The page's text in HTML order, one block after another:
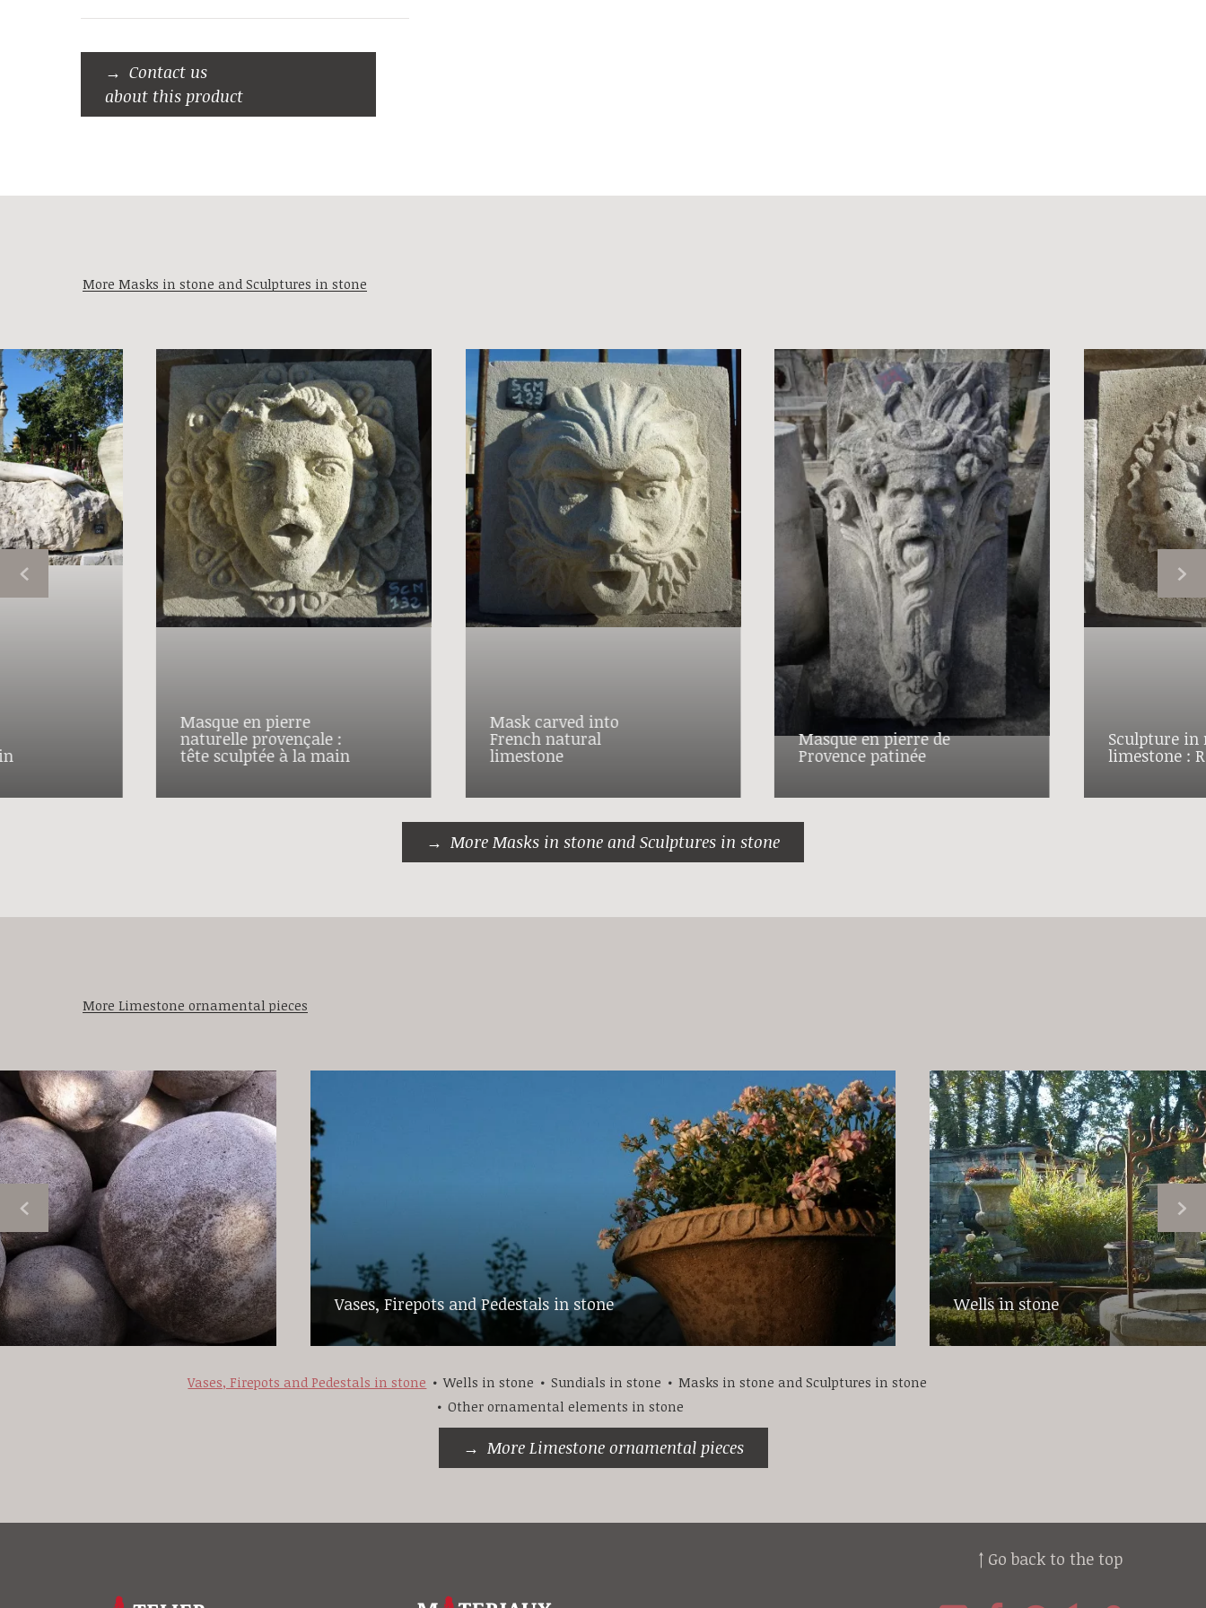
Contact us
about this product
More Masks in stone and Sculptures in stone
Mask carved into
French natural
limestone
Masque en pierre de
Provence patinée
Sculpture in
limestone :
Masque en pierre
naturelle provençale :
tête sculptée à la main
More Masks in stone and Sculptures in stone
More Limestone ornamental pieces
Vases, Firepots and Pedestals in stone Wells in stone
Vases, Firepots and Pedestals in stone Wells in stone Sundials in stone
Masks in stone and Sculptures in stone
Other ornamental elements in stone
More Limestone ornamental pieces
↑ Go back to the top